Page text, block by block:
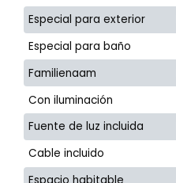
Especial para exterior
Especial para baño
Familienaam
Con iluminación
Fuente de luz incluida
Cable incluido